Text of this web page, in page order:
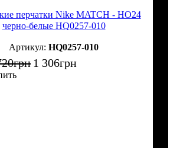
перчатки Nike MATCH - HO24
черно-белые HQ0257-010
HQ0257-010
грн 1 306грн